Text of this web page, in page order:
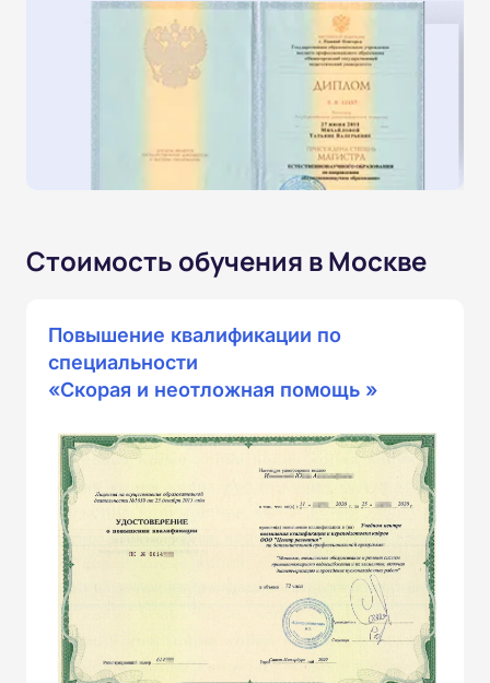
Стоимость обучения в Москве
Повышение квалификации по
специальности
«Скорая и неотложная помощь »